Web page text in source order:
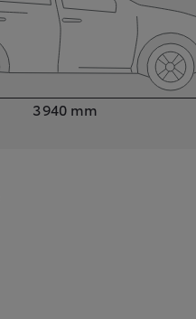
3 940 mm